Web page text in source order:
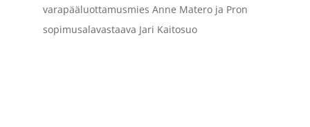
varapääluottamusmies Anne Matero ja Pron
sopimusalavastaava Jari Kaitosuo